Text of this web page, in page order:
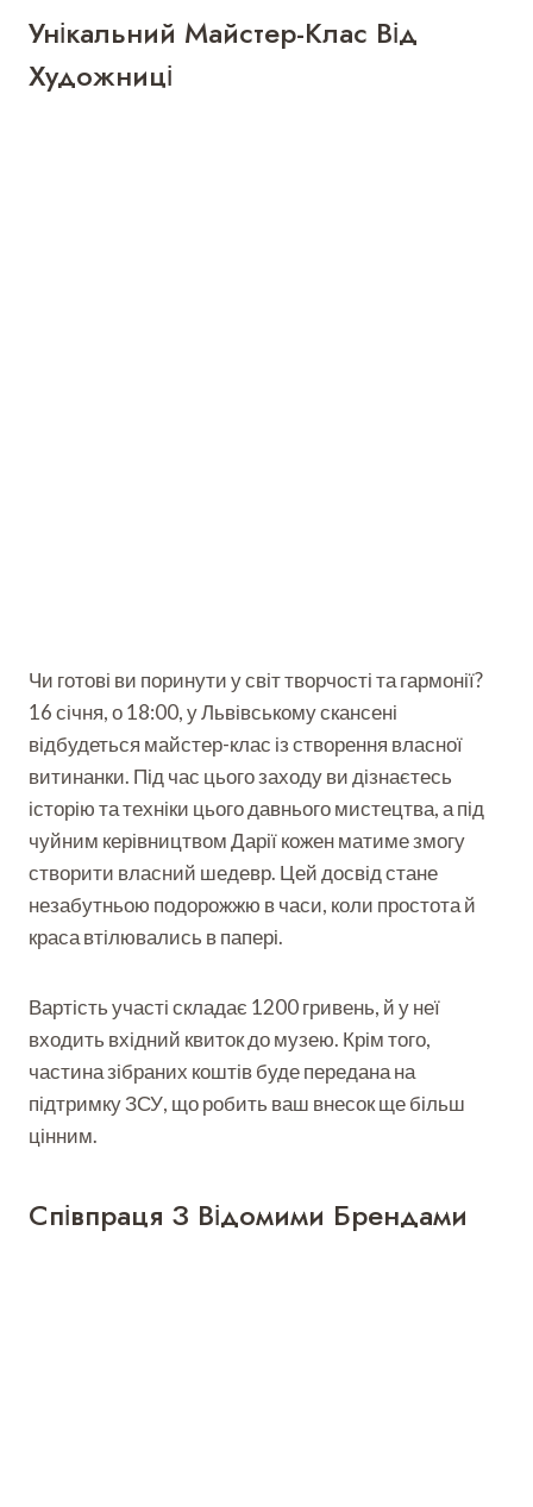
Унікальний Майстер-Клас Від
Художниці
Чи готові ви поринути у світ творчості та гармонії?
16 січня, о 18:00, у Львівському скансені
відбудеться майстер-клас із створення власної
витинанки. Під час цього заходу ви дізнаєтесь
історію та техніки цього давнього мистецтва, а під
чуйним керівництвом Дарії кожен матиме змогу
створити власний шедевр. Цей досвід стане
незабутньою подорожжю в часи, коли простота й
краса втілювались в папері.
Вартість участі складає 1200 гривень, й у неї
входить вхідний квиток до музею. Крім того,
частина зібраних коштів буде передана на
підтримку ЗСУ, що робить ваш внесок ще більш
цінним.
Співпраця З Відомими Брендами